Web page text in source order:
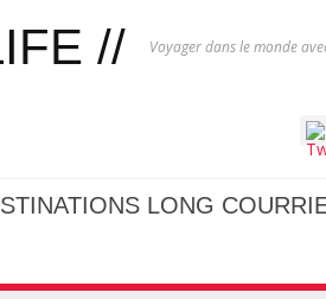
Voyager dans le monde
LONG